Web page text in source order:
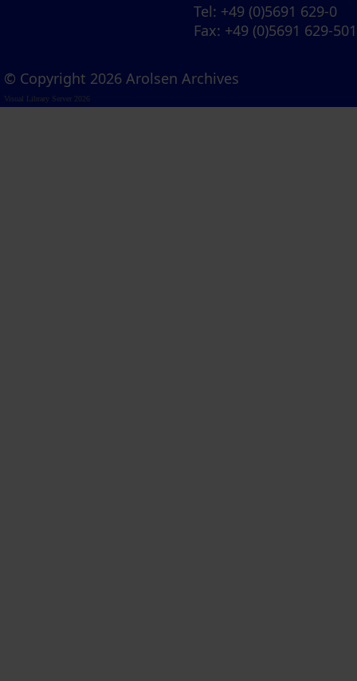
Tel: +49 (0)5691 629-0
Fax: +49 (0)5691 629-501
© Copyright 2026 Arolsen Archives
Visual Library Server 2026